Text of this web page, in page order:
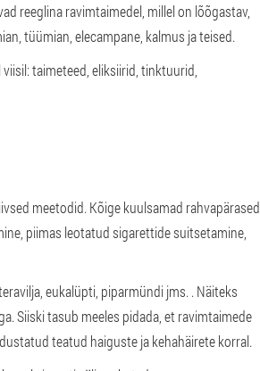
reeglina ravimtaimedel, millel on lõõgastav,
tüümian, elecampane, kalmus ja teised.
taimeteed, eliksiirid, tinktuurid,
meetodid. Kõige kuulsamad rahvapärased
piimas leotatud sigarettide suitsetamine,
eukalüpti, piparmündi jms. . Näiteks
Siiski tasub meeles pidada, et ravimtaimede
teatud haiguste ja kehahäirete korral.